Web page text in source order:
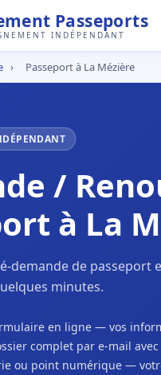
Passeports
INDÉPENDANT
› Passeport à La Mézière
/
à La
demande de passeport
minutes.
en ligne — vos
complet par e-mail
ou point numérique —